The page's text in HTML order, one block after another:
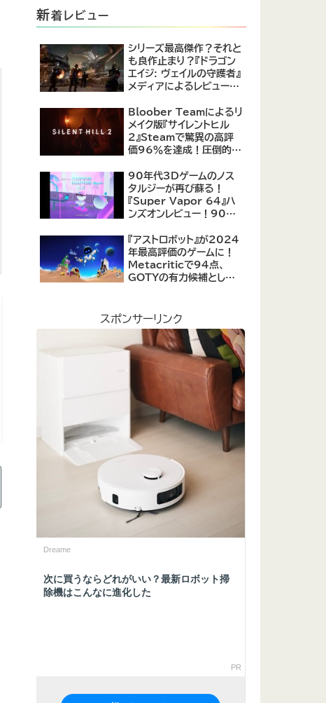
新着レビュー
シリーズ最高傑作？それと
も良作止まり？『ドラゴン
エイジ: ヴェイルの守護者』
メディアによるレビューが
ラクター育成システムは好
評、戦闘システムは賛否あ
り
Bloober Teamによるリ
メイク版『サイレントヒル
2』Steamで驚異の高評
価96％を達成！圧倒的な
の復活
90年代3Dゲームのノス
タルジーが再び蘇る！
『Super Vapor 64』ハ
ンズオンレビュー！90年
再現したノスタルジックア
クション
『アストロボット』が2024
年最高評価のゲームに！
Metacriticで94点、
GOTYの有力候補として
スポンサーリンク